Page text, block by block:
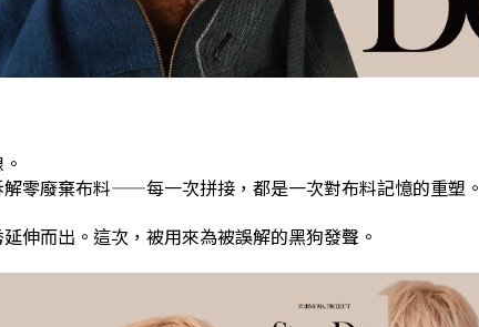
零廢棄布料——每一次拼接，都是一次對布料記憶的重塑。
伸而出。這次，被用來為被誤解的黑狗發聲。